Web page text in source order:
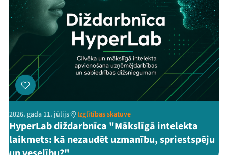
2026. gada 11. jūlijs Izglītības skatuve
HyperLab diždarbnīca "Mākslīgā intelekta
laikmets: kā nezaudēt uzmanību, spriestspēju